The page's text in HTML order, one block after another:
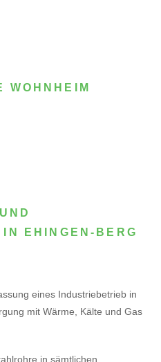
WOHNHEIM
EHINGEN-BERG
eines Industriebetrieb in
mit Wärme, Kälte und Gas
in sämtlichen